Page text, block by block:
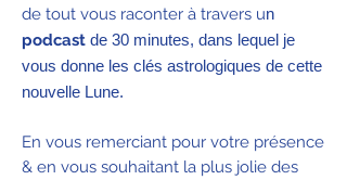
de tout vous raconter à travers un
podcast de 30 minutes, dans lequel je
vous donne les clés astrologiques de cette
nouvelle Lune.
En vous remerciant pour votre présence
& en vous souhaitant la plus jolie des